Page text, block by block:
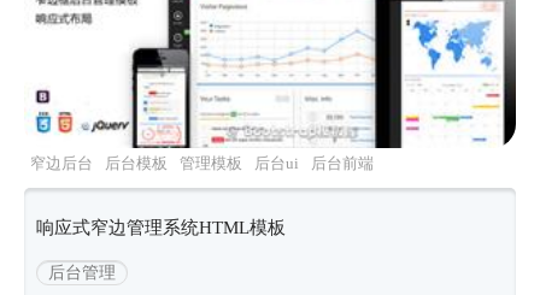
窄边后台 后台模板 管理模板 后台ui
后台前端
页面
响应式窄边管理系统HTML模板
后台管理